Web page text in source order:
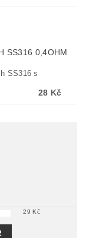
SS316 0,4OHM
SS316 s
28 Kč
29 Kč